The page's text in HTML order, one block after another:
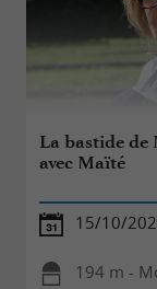
La bastide de
avec Maïté
15/10/
194 m -